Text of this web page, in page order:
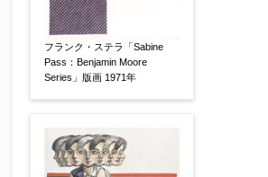
↓郵便番号を入力すると住所の最初
れます。番地以下は任意でも結構
ご住所 【必須】
フランク・ステラ「Sabine
Pass：Benjamin Moore
Series」版画 1971年